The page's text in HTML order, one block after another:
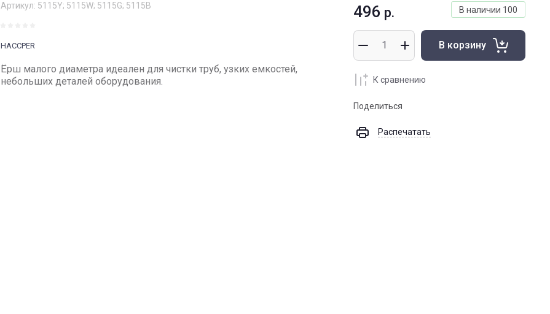
Артикул: 5115Y; 5115W; 5115G; 5115B
HACCPER
Ёрш малого диаметра идеален для чистки труб, узких емкостей,
небольших деталей оборудования.
В наличии 100
496 р.
В корзину
К сравнению
Поделиться
Распечатать